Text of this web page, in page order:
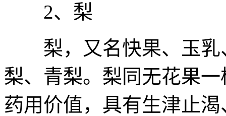
2、梨
梨，又名快果、玉乳
梨、青梨。梨同无花果
药用价值，具有生津止